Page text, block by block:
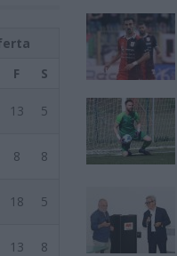
F S
13 5
8 8
18 5
13 8